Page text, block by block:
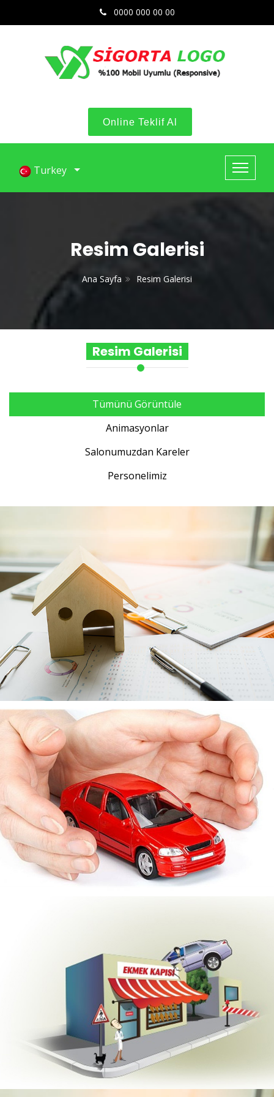
0000 000 00 00
Online Teklif Al
Turkey
Resim Galerisi
Ana Sayfa Resim Galerisi
Resim Galerisi
Tümünü Görüntüle
Animasyonlar
Salonumuzdan Kareler
Personelimiz